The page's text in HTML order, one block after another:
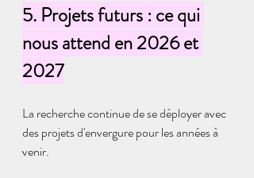
5. Projets futurs : ce qui
nous attend en 2026 et
2027
La recherche continue de se déployer avec
des projets d'envergure pour les années à
venir.